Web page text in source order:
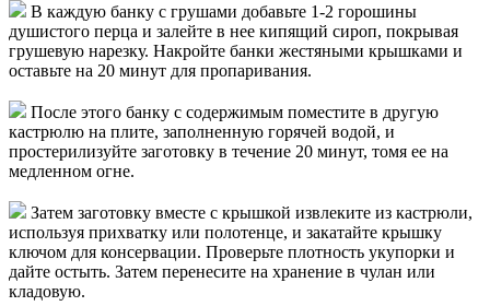
В каждую банку с грушами добавьте 1-2 горошины
душистого перца и залейте в нее кипящий сироп, покрывая
грушевую нарезку. Накройте банки жестяными крышками и
оставьте на 20 минут для пропаривания.
После этого банку с содержимым поместите в другую
кастрюлю на плите, заполненную горячей водой, и
простерилизуйте заготовку в течение 20 минут, томя ее на
медленном огне.
Затем заготовку вместе с крышкой извлеките из кастрюли,
используя прихватку или полотенце, и закатайте крышку
ключом для консервации. Проверьте плотность укупорки и
дайте остыть. Затем перенесите на хранение в чулан или
кладовую.